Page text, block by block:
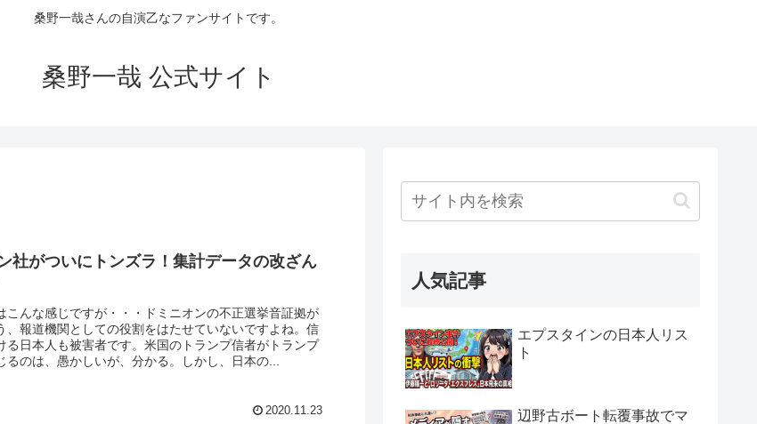
桑野一哉さんの自演乙なファンサイトです。
桑野一哉 公式サイト
社がついにトンズラ！集計データの改ざん
こんな感じですが・・・ドミニオンの不正選挙音証拠が
、報道機関としての役割をはたせていないですよね。信
る日本人も被害者です。米国のトランプ信者がトランプ
るのは、愚かしいが、分かる。しかし、日本の...
2020.11.23
人気記事
エプスタインの日本人リス
ト
辺野古ボート転覆事故でマ